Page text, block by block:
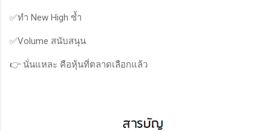
✅ทำ New High ซ้ำ
✅Volume สนับสนุน
👉 นั่นแหละ คือหุ้นที่ตลาดเลือกแล้ว